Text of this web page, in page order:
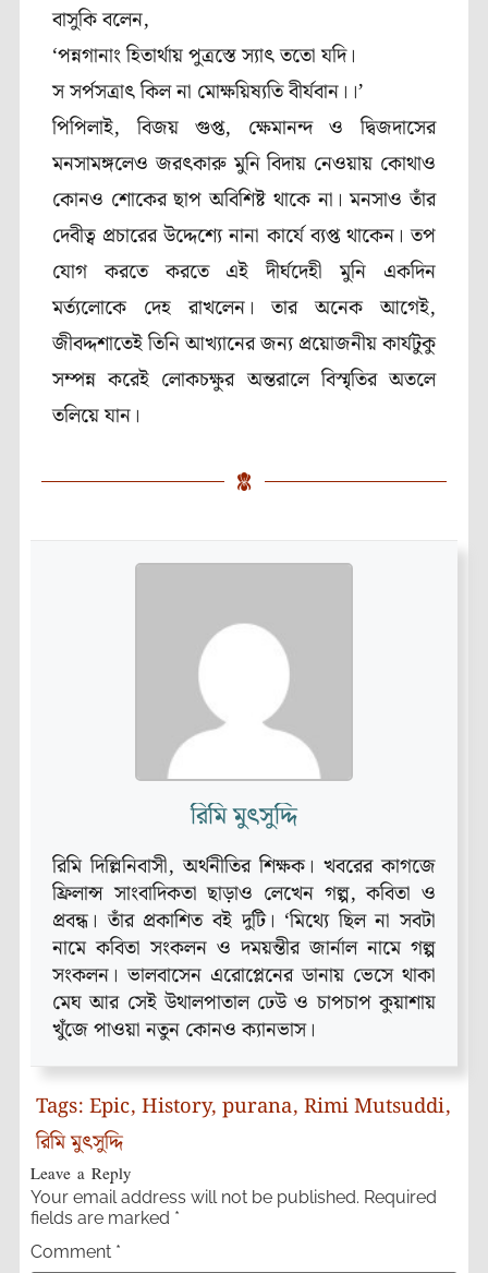
বাসুকি বলেন,
‘পন্নগানাং হিতার্থায় পুত্রস্তে স্যাৎ ততো যদি।
স সর্পসত্রাৎ কিল না মোক্ষয়িষ্যতি বীর্যবান।।’
পিপিলাই, বিজয় গুপ্ত, ক্ষেমানন্দ ও দ্বিজদাসের
মনসামঙ্গলেও জরৎকারু মুনি বিদায় নেওয়ায় কোথাও
কোনও শোকের ছাপ অবিশিষ্ট থাকে না। মনসাও তাঁর
দেবীত্ব প্রচারের উদ্দেশ্যে নানা কার্যে ব্যপ্ত থাকেন। তপ
যোগ করতে করতে এই দীর্ঘদেহী মুনি একদিন
মর্ত্যলোকে দেহ রাখলেন। তার অনেক আগেই,
জীবদ্দশাতেই তিনি আখ্যানের জন্য প্রয়োজনীয় কার্যটুকু
সম্পন্ন করেই লোকচক্ষুর অন্তরালে বিস্মৃতির অতলে
তলিয়ে যান।
রিমি মুৎসুদ্দি
রিমি দিল্লিনিবাসী, অর্থনীতির শিক্ষক। খবরের কাগজে
ফ্রিলান্স সাংবাদিকতা ছাড়াও লেখেন গল্প, কবিতা ও
প্রবন্ধ। তাঁর প্রকাশিত বই দুটি। ‘মিথ্যে ছিল না সবটা
নামে কবিতা সংকলন ও দময়ন্তীর জার্নাল নামে গল্প
সংকলন। ভালবাসেন এরোপ্লেনের ডানায় ভেসে থাকা
মেঘ আর সেই উথালপাতাল ঢেউ ও চাপচাপ কুয়াশায়
খুঁজে পাওয়া নতুন কোনও ক্যানভাস।
Tags: Epic, History, purana, Rimi Mutsuddi,
রিমি মুৎসুদ্দি
Leave a Reply
Your email address will not be published. Required
fields are marked *
Comment *